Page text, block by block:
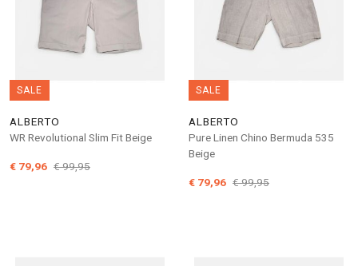
SALE
ALBERTO
WR Revolutional Slim Fit Beige
€ 99,95
€ 79,96
SALE
ALBERTO
Pure Linen Chino Bermuda 535
Beige
€ 99,95
€ 79,96